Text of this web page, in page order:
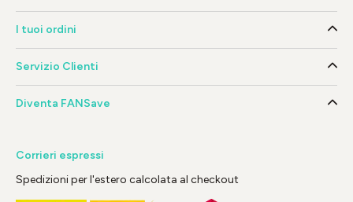
I tuoi ordini
Servizio Clienti
Diventa FANSave
Corrieri espressi
Spedizioni per l'estero calcolata al checkout